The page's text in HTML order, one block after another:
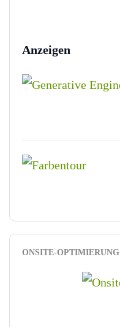
Anzeigen
ONSITE-OPTIMIERUNG